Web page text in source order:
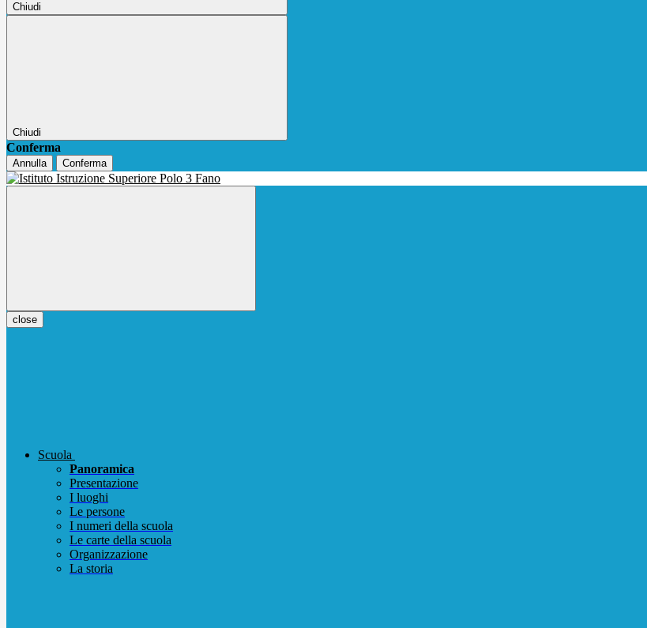
Chiudi
Chiudi
Conferma
Annulla Conferma
close
Scuola
Panoramica
Presentazione
I luoghi
Le persone
I numeri della scuola
Le carte della scuola
Organizzazione
La storia